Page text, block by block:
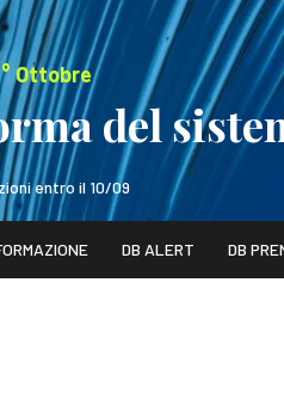
Ottobre
del
entro il 10/09
WEBINAR / 1°
DB ALERT DB